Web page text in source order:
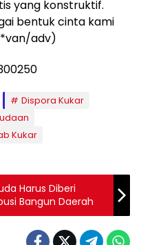
yang konstruktif.
bentuk cinta kami
adv)
Dispora Kukar
Kukar
Harus Diberi
Bangun Daerah